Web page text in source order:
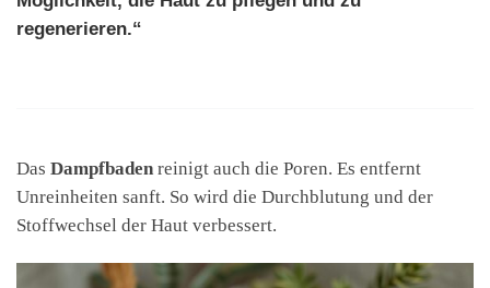
regenerieren.“
Das Dampfbaden reinigt auch die Poren. Es entfernt
Unreinheiten sanft. So wird die Durchblutung und der
Stoffwechsel der Haut verbessert.